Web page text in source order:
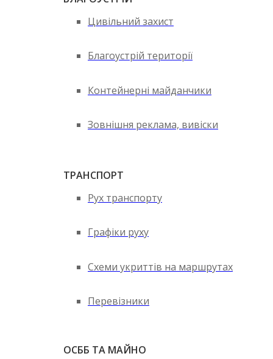
Цивільний захист
Благоустрій території
Контейнерні майданчики
Зовнішня реклама, вивіски
ТРАНСПОРТ
Рух транспорту
Графіки руху
Схеми укриттів на маршрутах
Перевізники
ОСББ ТА МАЙНО